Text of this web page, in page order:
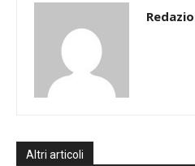
Altri articoli